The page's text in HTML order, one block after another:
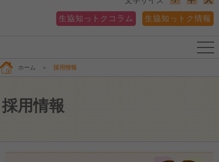
生協知っトクコラム 生協知っトク情報
ホーム ＞ 採用情報
採用情報